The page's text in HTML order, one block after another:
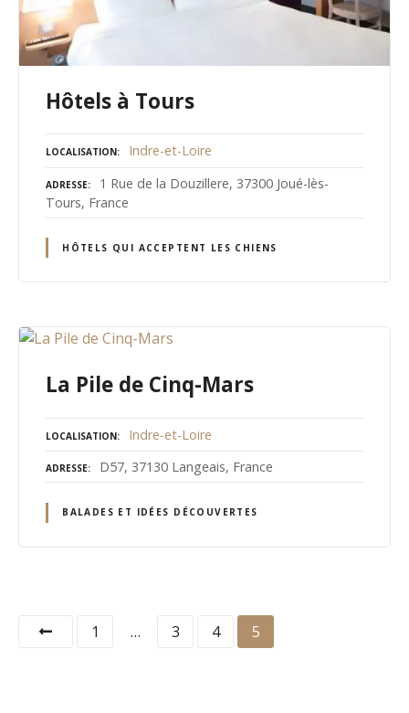
Hôtels à Tours
LOCALISATION Indre-et-Loire
ADRESSE
1 Rue de la Douzillere, 37300 Joué-lès-
Tours, France
HÔTELS QUI ACCEPTENT LES CHIENS
La Pile de Cinq-Mars
LOCALISATION Indre-et-Loire
ADRESSE D57, 37130 Langeais, France
BALADES ET IDÉES DÉCOUVERTES
1 … 3 4 5